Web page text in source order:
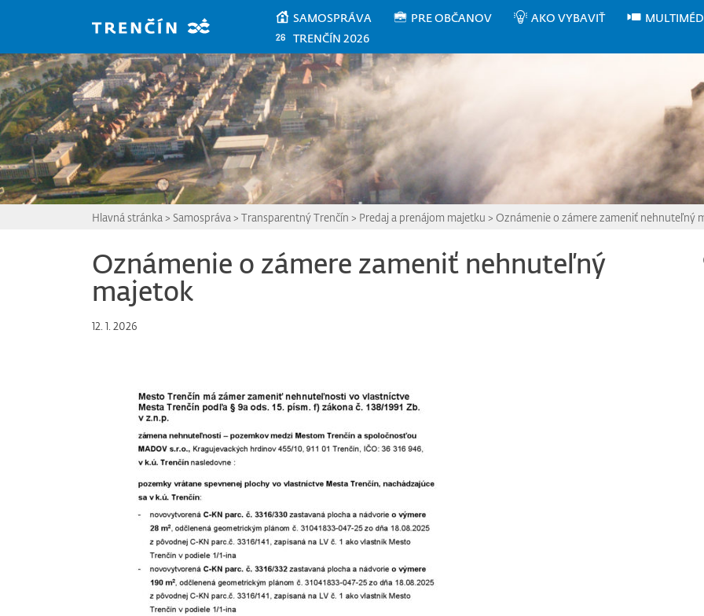
SAMOSPRÁVA PRE OBČANOV AKO VYBAVIŤ
TRENČÍN 2026
Hlavná stránka > Samospráva > Transparentný Trenčín > Predaj a prenájom majetku > Oznámenie o zámere zameniť nehnuteľný
Oznámenie o zámere zameniť nehnuteľný
majetok
12. 1. 2026